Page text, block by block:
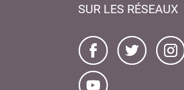
SUR LES RÉSEAUX